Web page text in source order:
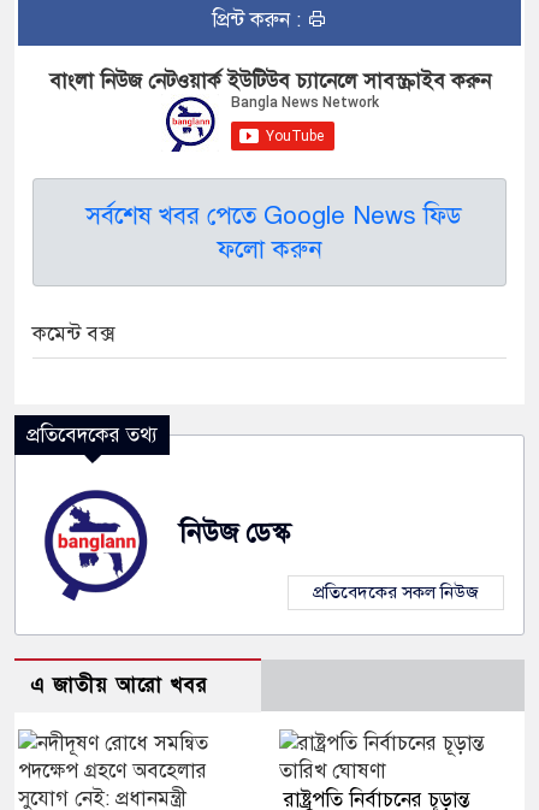
প্রিন্ট করুন :
বাংলা নিউজ নেটওয়ার্ক ইউটিউব চ্যানেলে সাবস্ক্রাইব করুন
সর্বশেষ খবর পেতে Google News ফিড
ফলো করুন
কমেন্ট বক্স
প্রতিবেদকের তথ্য
নিউজ ডেস্ক
প্রতিবেদকের সকল নিউজ
এ জাতীয় আরো খবর
রাষ্ট্রপতি নির্বাচনের চূড়ান্ত